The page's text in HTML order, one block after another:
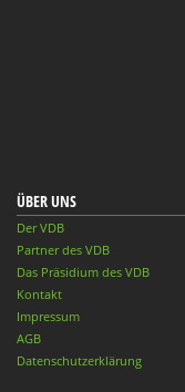
ÜBER UNS
Der VDB
Partner des VDB
Das Präsidium des VDB
Kontakt
Impressum
AGB
Datenschutzerklärung